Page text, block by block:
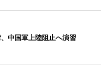
中国軍上陸阻止へ演習